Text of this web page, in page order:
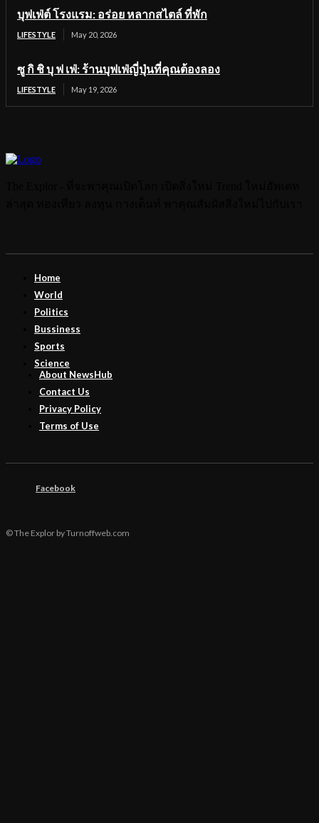
บุฟเฟ่ต์ โรงแรม: อร่อย หลากสไตล์ ที่พัก
LIFESTYLE May 20, 2026
ซู กิ ชิ บุ ฟ เฟ่: ร้านบุฟเฟ่ญี่ปุ่นที่คุณต้องลอง
LIFESTYLE May 19, 2026
Home
World
Politics
Bussiness
Sports
Science
About NewsHub
Contact Us
Privacy Policy
Terms of Use
Facebook
© The Explor by Turnoffweb.com